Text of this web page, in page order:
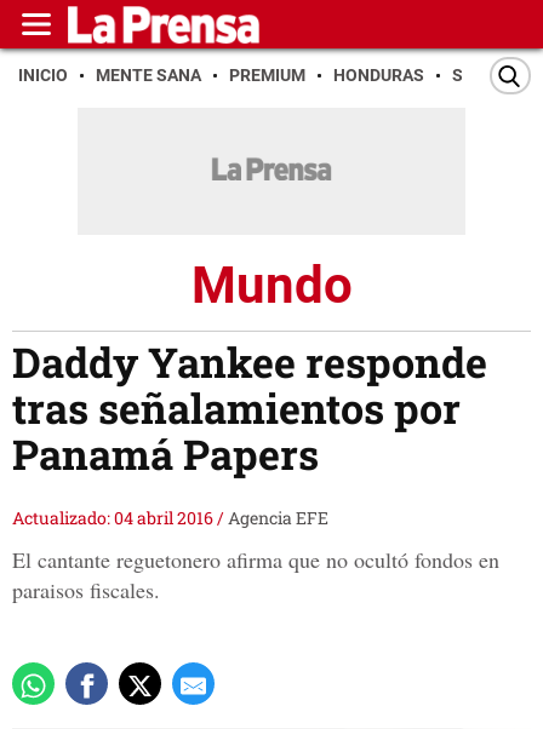
INICIO MENTE SANA PREMIUM HONDURAS SAN PEDRO
Mundo
Daddy Yankee responde
tras señalamientos por
Panamá Papers
Actualizado: 04 abril 2016/Agencia EFE
El cantante reguetonero afirma que no ocultó fondos en
paraisos fiscales.